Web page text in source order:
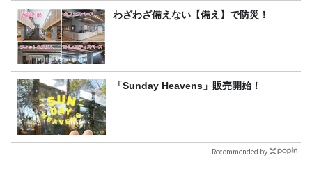
わざわざ備えない【備え】で防災！
「Sunday Heavens」販売開始！
Recommended by